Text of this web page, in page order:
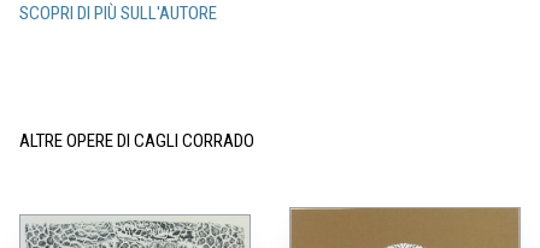
SCOPRI DI PIÙ SULL'AUTORE
ALTRE OPERE DI CAGLI CORRADO